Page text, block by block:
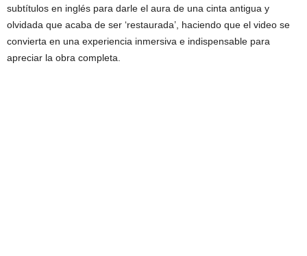
subtítulos en inglés para darle el aura de una cinta antigua y
olvidada que acaba de ser ‘restaurada’, haciendo que el video se
convierta en una experiencia inmersiva e indispensable para
apreciar la obra completa.